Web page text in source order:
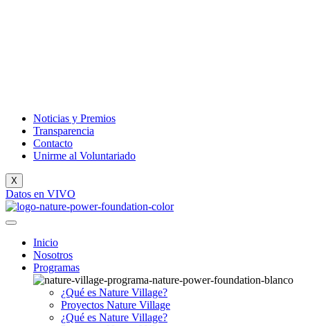
Noticias y Premios
Transparencia
Contacto
Unirme al Voluntariado
X
Datos en VIVO
Inicio
Nosotros
Programas
¿Qué es Nature Village?
Proyectos Nature Village
¿Qué es Nature Village?